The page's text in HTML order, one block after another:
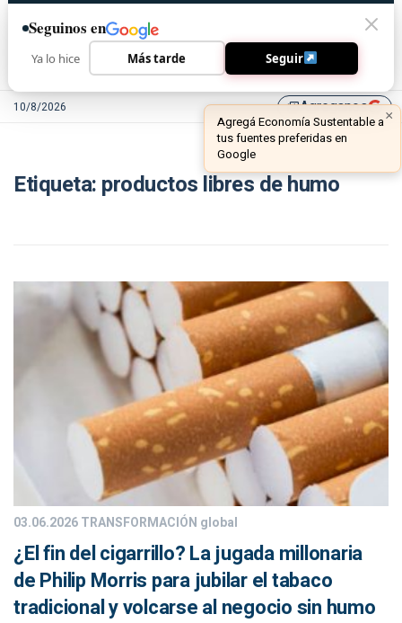
10/8/2026 library_addAgreganos ×
Agregá Economía Sustentable a
tus fuentes preferidas en
Google
Etiqueta: productos libres de humo
03.06.2026TRANSFORMACIÓN global
¿El fin del cigarrillo? La jugada millonaria
de Philip Morris para jubilar el tabaco
tradicional y volcarse al negocio sin humo
Seguinos en
Ya lo hice Más tarde Seguir